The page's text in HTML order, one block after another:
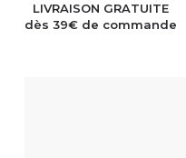
LIVRAISON GRATUITE
dès 39€ de commande